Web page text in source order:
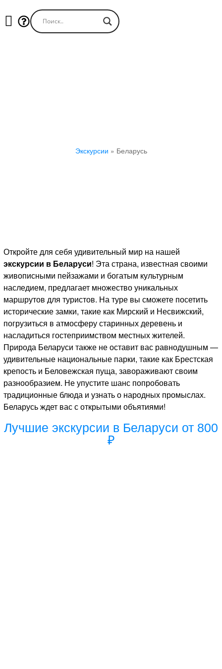
Экскурсии » Беларусь
Откройте для себя удивительный мир на нашей
экскурсии в Беларуси! Эта страна, известная своими
живописными пейзажами и богатым культурным
наследием, предлагает множество уникальных
маршрутов для туристов. На туре вы сможете посетить
исторические замки, такие как Мирский и Несвижский,
погрузиться в атмосферу старинных деревень и
насладиться гостеприимством местных жителей.
Природа Беларуси также не оставит вас равнодушным —
удивительные национальные парки, такие как Брестская
крепость и Беловежская пуща, завораживают своим
разнообразием. Не упустите шанс попробовать
традиционные блюда и узнать о народных промыслах.
Беларусь ждет вас с открытыми объятиями!
Лучшие экскурсии в Беларуси от 800
₽